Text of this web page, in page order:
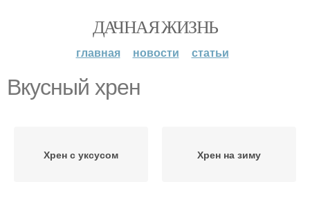
ДАЧНАЯ ЖИЗНЬ
главная новости статьи
Вкусный хрен
Хрен с уксусом Хрен на зиму